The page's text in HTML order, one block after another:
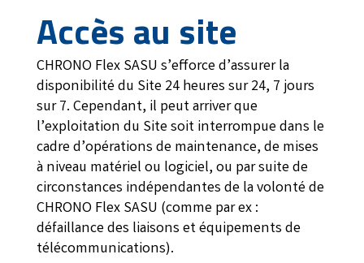
Accès au site
CHRONO Flex SASU s’efforce d’assurer la
disponibilité du Site 24 heures sur 24, 7 jours
sur 7. Cependant, il peut arriver que
l’exploitation du Site soit interrompue dans le
cadre d’opérations de maintenance, de mises
à niveau matériel ou logiciel, ou par suite de
circonstances indépendantes de la volonté de
CHRONO Flex SASU (comme par ex :
défaillance des liaisons et équipements de
télécommunications).